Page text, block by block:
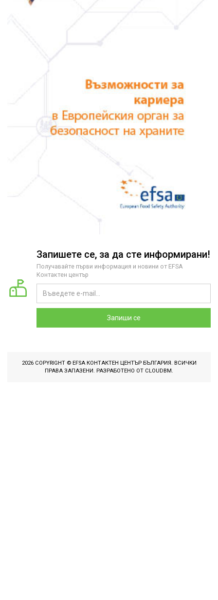
Запишете се, за да сте информирани!
Получавайте първи информация и новини от EFSA
Контактен център
Запиши се
2026 COPYRIGHT © EFSA КОНТАКТЕН ЦЕНТЪР БЪЛГАРИЯ. ВСИЧКИ
ПРАВА ЗАПАЗЕНИ. РАЗРАБОТЕНО ОТ CLOUDBM .